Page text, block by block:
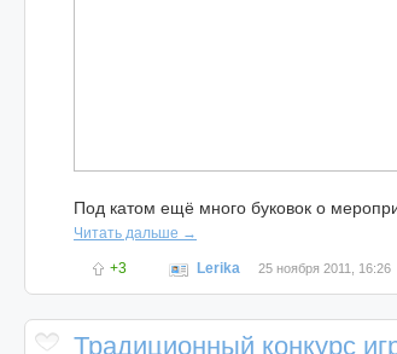
Под катом ещё много буковок о
Читать дальше →
+3 Lerika 25 ноября 2011, 16:26
Традиционный конкурс